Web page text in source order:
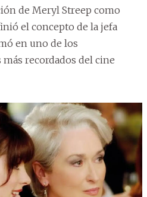
de Meryl Streep como
el concepto de la jefa
en uno de los
recordados del cine